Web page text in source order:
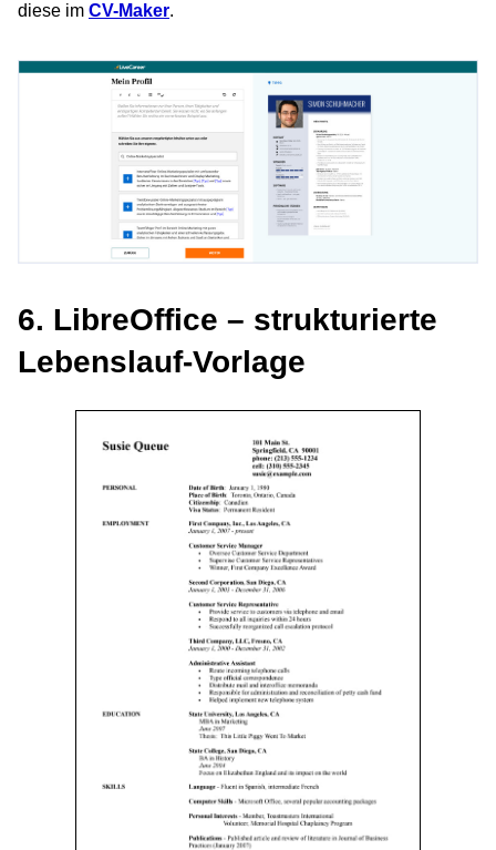
diese im CV-Maker.
6. LibreOffice – strukturierte
Lebenslauf-Vorlage